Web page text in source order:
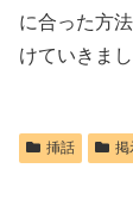
に合った方
けていきまし
挿話 掲